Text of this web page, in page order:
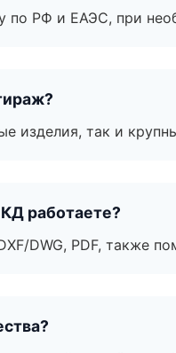
по РФ и ЕАЭС, при
изделия, так и
работаете?
DWG, PDF, также